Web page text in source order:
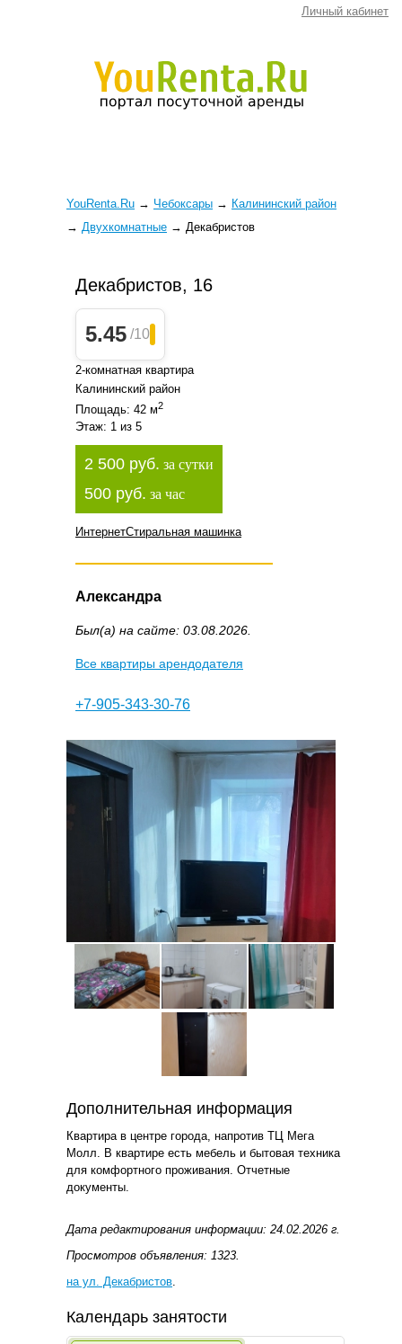
Личный кабинет
YouRenta.Ru → Чебоксары → Калининский район
→ Двухкомнатные → Декабристов
Декабристов, 16
5.45 /10
2-комнатная квартира
Калининский район
Площадь: 42 м2
Этаж: 1 из 5
2 500 руб. за сутки
500 руб. за час
ИнтернетСтиральная машинка
Александра
Был(а) на сайте: 03.08.2026.
Все квартиры арендодателя
+7-905-343-30-76
Дополнительная информация
Квартира в центре города, напротив ТЦ Мега
Молл. В квартире есть мебель и бытовая техника
для комфортного проживания. Отчетные
документы.
Дата редактирования информации: 24.02.2026 г.
Просмотров объявления: 1323.
на ул. Декабристов
Календарь занятости